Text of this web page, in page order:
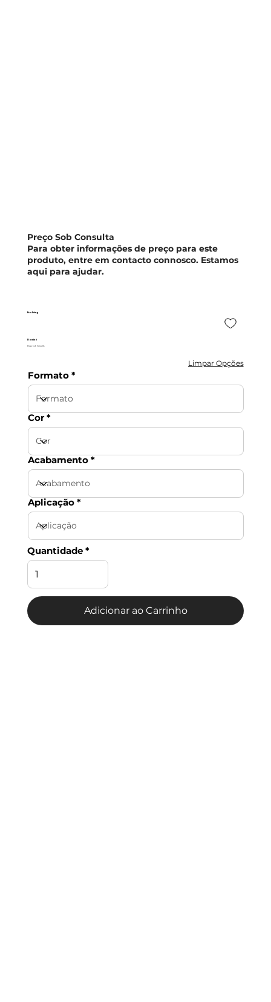
Ecoliving
Dominó
Preço Sob Consulta
Limpar Opções
Formato
Cor
Acabamento
Aplicação
Quantidade
Adicionar ao Carrinho
Preço Sob Consulta
Para obter informações de preço para este
produto, entre em contacto connosco. Estamos
aqui para ajudar.